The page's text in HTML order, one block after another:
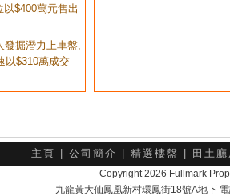
$400萬元售出
發掘潛力上車盤,
以$310萬成交
主頁 公司簡介 精選樓盤 田土
Copyright 2026 Fullmark
九龍黃大仙鳳凰新村環鳳街18號A地下